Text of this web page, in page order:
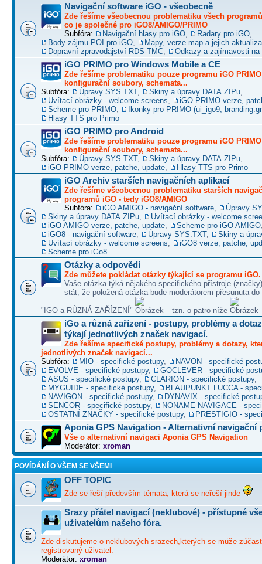
Navigační software iGO - všeobecně
Zde řešíme všeobecnou problematiku všech
co je společné pro iGO8/AMIGO/PRIMO
Subfóra:
Navigační hlasy pro iGO Radary pro iGO
Body zájmu POI pro iGO
Mapy, verze map a jejich
Dopravní zpravodajství RDS-TMC
Odkazy a zajímavosti na
iGO PRIMO pro Windows Mobile a CE
Zde řešíme problematiku pouze programu iGO
konfigurační soubory, schemata...
Subfóra:
Úpravy SYS.TXT, Skiny a úpravy DATA.ZIPu
Uvítací obrázky - welcome screens
iGO PRIMO verze,
Scheme pro PRIMO
Ikonky pro PRIMO (ui_igo9,
Hlasy TTS pro Primo
iGO PRIMO pro Android
Zde řešíme problematiku pouze programu iGO
konfigurační soubory, schemata...
Subfóra:
Úpravy SYS.TXT, Skiny a úpravy DATA.ZIPu
iGO PRIMO verze, patche, update
Hlasy TTS pro Primo
iGO Archiv starších navigačních aplikací
Zde řešíme všeobecnou problematiku starších
programů iGO - tedy iGO8/AMIGO
Subfóra:
iGO AMIGO - navigační software
Úpravy
Skiny a úpravy DATA.ZIPu
Uvítací obrázky - welcome
iGO AMIGO verze, patche, update
Scheme pro iGO AMIGO
iGO8 - navigační software
Úpravy SYS.TXT,
Skiny a
Uvítací obrázky - welcome screens
iGO8 verze, patche,
Scheme pro iGo8
Otázky a odpovědi
Zde můžete pokládat otázky týkající se programu iGO.
Vaše otázka týká nějakého specifického přístroje
stát, že položená otázka bude moderátorem přesunuta do
"IGO a RŮZNÁ ZAŘÍZENÍ" tzn. o patro níže
iGo a různá zařízení - postupy, problémy a
týkají jednotlivých značek navigací.
Zde řešíme specifické postupy, problémy a dotazy,
jednotlivých značek navigací...
Subfóra:
MIO - specifické postupy,
NAVON - specifické
EVOLVE - specifické postupy,
GOCLEVER - specifické
ASUS - specifické postupy, CLARION - specifické postupy,
MYGUIDE - specifické postupy,
BLAUPUNKT LUCCA -
NAVIGON - specifické postupy,
DYNAVIX - specifické
SENCOR - specifické postupy,
NONAME NAVIGACE -
OSTATNÍ ZNAČKY - specifické postupy, PRESTIGIO -
Aponia GPS Navigation - Alternativní navigační
Vše o alternativní navigaci Aponia GPS Navigation
Moderátor: xroman
POVÍDÁNÍ O VŠEM SE VŠEMI
OFF TOPIC
Zde se řeší především témata, která se neřeší jinde
Srazy přátel navigací (neklubové) - přístupné
uživatelům našeho fóra.
Zde diskutujeme o neklubových srazech,kterých se může
registrovaný uživatel.
Moderátor: xroman